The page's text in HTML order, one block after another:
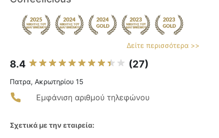
Δείτε περισσότερα >>
8.4 (27)
Πατρα, Ακρωτηρίου 15
Εμφάνιση αριθμού τηλεφώνου
Σχετικά με την εταιρεία: